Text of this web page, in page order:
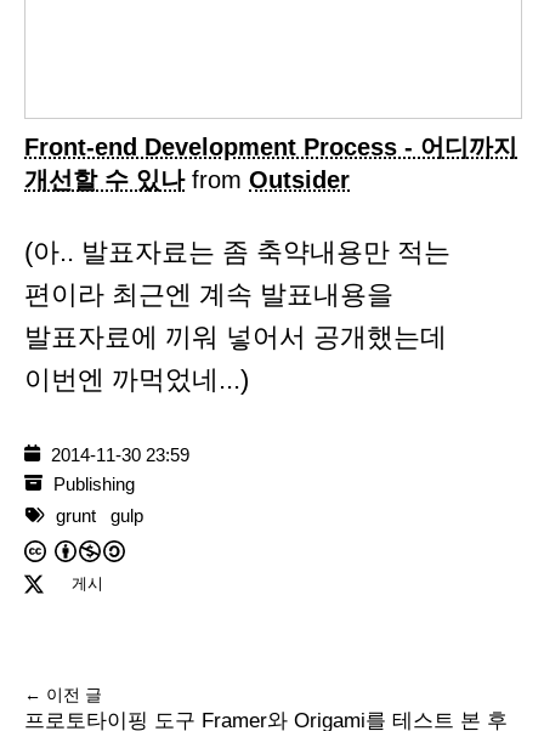
Front-end Development Process - 어디까지
개선할 수 있나 from Outsider
(아.. 발표자료는 좀 축약내용만 적는
편이라 최근엔 계속 발표내용을
발표자료에 끼워 넣어서 공개했는데
이번엔 까먹었네...)
2014-11-30 23:59
Publishing
grunt
gulp
게시
← 이전 글
프로토타이핑 도구 Framer와 Origami를 테스트 본 후